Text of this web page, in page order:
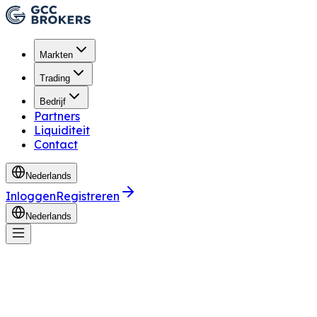
Markten
Trading
Bedrijf
Partners
Liquiditeit
Contact
Nederlands
InloggenRegistreren
Nederlands